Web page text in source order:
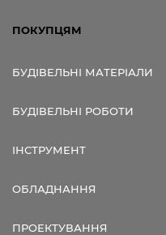
ПОКУПЦЯМ
БУДІВЕЛЬНІ МАТЕРІАЛИ
БУДІВЕЛЬНІ РОБОТИ
ІНСТРУМЕНТ
ОБЛАДНАННЯ
ПРОЕКТУВАННЯ